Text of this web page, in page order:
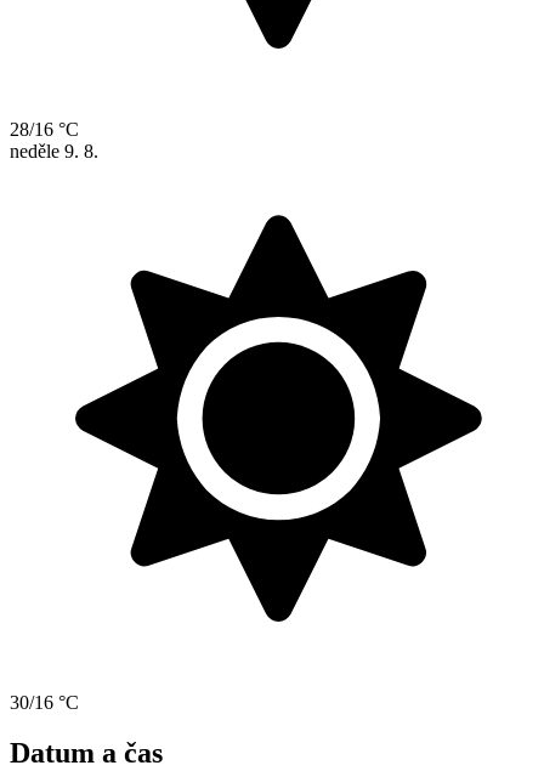
28/16 °C
neděle 9. 8.
30/16 °C
Datum a čas